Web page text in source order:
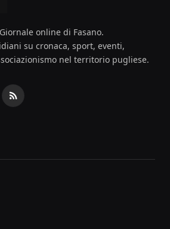
online di Fasano.
su cronaca, sport, eventi,
nel territorio pugliese.
RSS